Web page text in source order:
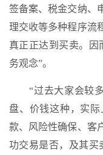
签备案、税金交纳、
理交收等多种程序流
真正正达到买卖。因
务观念”。
“过去大家会较多
盘、价钱这种，实
款、风险性确保、客
功交易是否，及其买